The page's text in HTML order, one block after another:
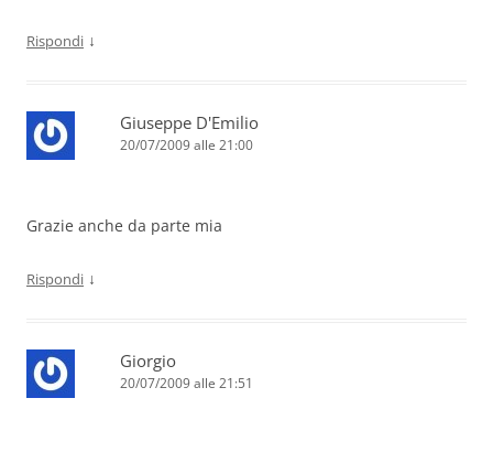
Rispondi ↓
Giuseppe D'Emilio
20/07/2009 alle 21:00
Grazie anche da parte mia
Rispondi ↓
Giorgio
20/07/2009 alle 21:51